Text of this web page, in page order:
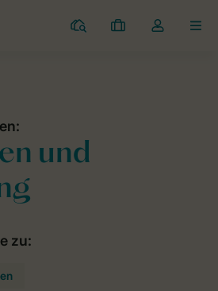
Campingplätze
Meine
Dropdown-